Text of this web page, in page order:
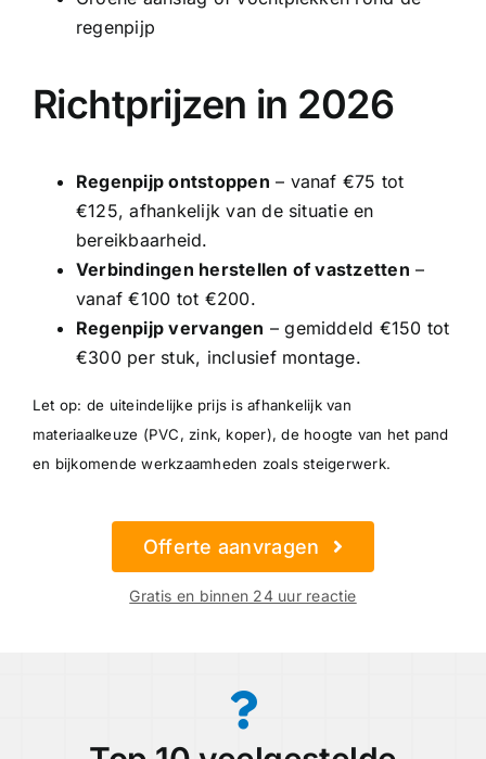
regenpijp
Richtprijzen in 2026
Regenpijp ontstoppen – vanaf €75 tot
€125, afhankelijk van de situatie en
bereikbaarheid.
Verbindingen herstellen of vastzetten –
vanaf €100 tot €200.
Regenpijp vervangen – gemiddeld €150 tot
€300 per stuk, inclusief montage.
Let op: de uiteindelijke prijs is afhankelijk van
materiaalkeuze (PVC, zink, koper), de hoogte van het pand
en bijkomende werkzaamheden zoals steigerwerk.
Offerte aanvragen
Gratis en binnen 24 uur reactie